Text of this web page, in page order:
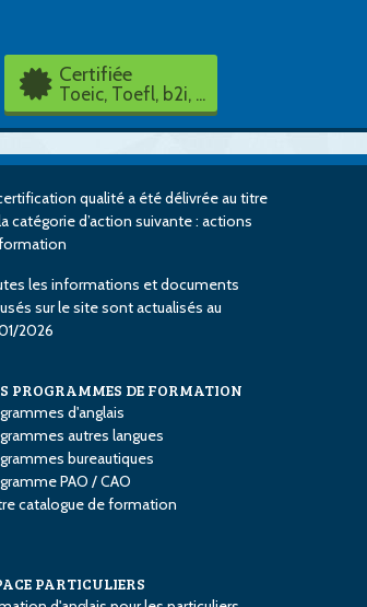
Certifiée
Toeic, Toefl, b2i, ...
qualité a été délivrée au titre
catégorie d’action suivante : actions
les informations et documents
sur le site sont actualisés au
2026
PROGRAMMES DE FORMATION
d'anglais
autres langues
bureautiques
PAO / CAO
catalogue de formation
PARTICULIERS